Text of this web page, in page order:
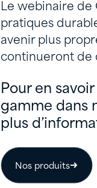
Le webinaire de
pratiques
avenir plus
continueront de
Pour en
gamme dans
plus
Nos produits